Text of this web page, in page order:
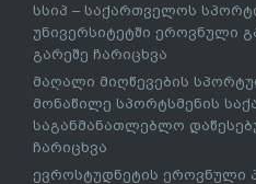
სსიპ – საქართველოს
უნივერსიტეტში ეროვნული
გარეშე ჩარიცხვა
მაღალი მიღწევების
მონაწილე სპორტსმენის
საგანმანათლებლო
ჩარიცხვა
ევროსტუდნეტის ეროვნული